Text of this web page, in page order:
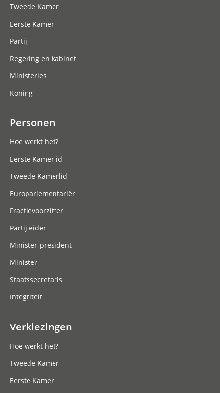
Tweede Kamer
Eerste Kamer
Partij
Regering en kabinet
Ministeries
Koning
Personen
Hoe werkt het?
Eerste Kamerlid
Tweede Kamerlid
Europarlementariër
Fractievoorzitter
Partijleider
Minister-president
Minister
Staatssecretaris
Integriteit
Verkiezingen
Hoe werkt het?
Tweede Kamer
Eerste Kamer